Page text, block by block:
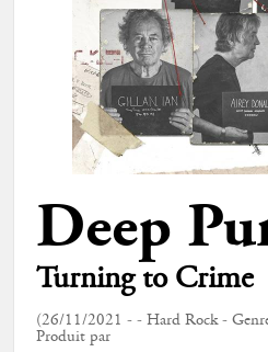
Deep
Turning to Crime
(26/11/2021 - - Hard Rock -
Produit par